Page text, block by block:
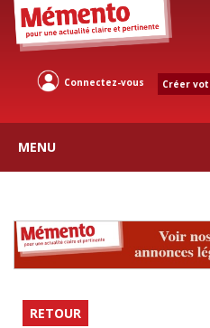
Connectez-vous Créer
MENU
RETOUR